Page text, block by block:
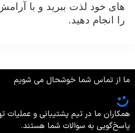
های خود لذت ببرید و با
را انجام دهید.
ما از تماس شما خوشحال می شویم
همکاران ما در تیم پشتیبانی و عملیات
پاسخ‌گویی به سوالات شما هستند.